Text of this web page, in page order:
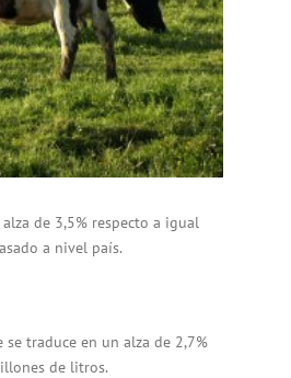
de 3,5% respecto a igual
a nivel país.
traduce en un alza de 2,7%
de litros.